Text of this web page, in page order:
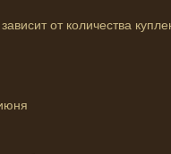
от количества